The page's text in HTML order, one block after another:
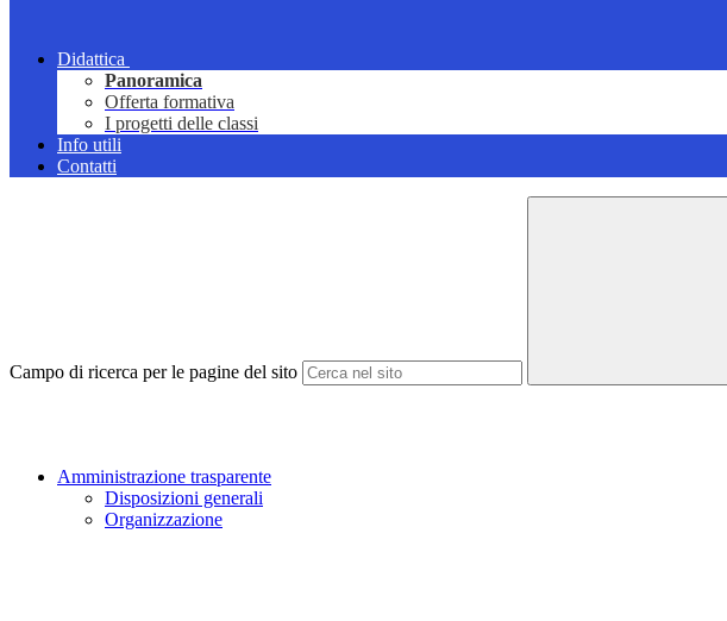
Didattica
Panoramica
Offerta formativa
I progetti delle classi
Info utili
Contatti
Campo di ricerca per le pagine del sito
Amministrazione trasparente
Disposizioni generali
Organizzazione